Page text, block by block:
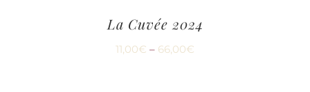
La Cuvée 2024
11,00€ – 66,00€